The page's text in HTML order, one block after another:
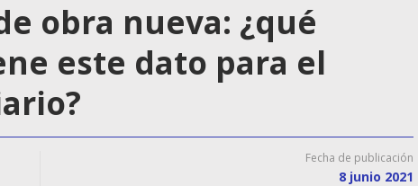
obra nueva: ¿qué
este dato para el
Fecha de publicación
8 junio 2021